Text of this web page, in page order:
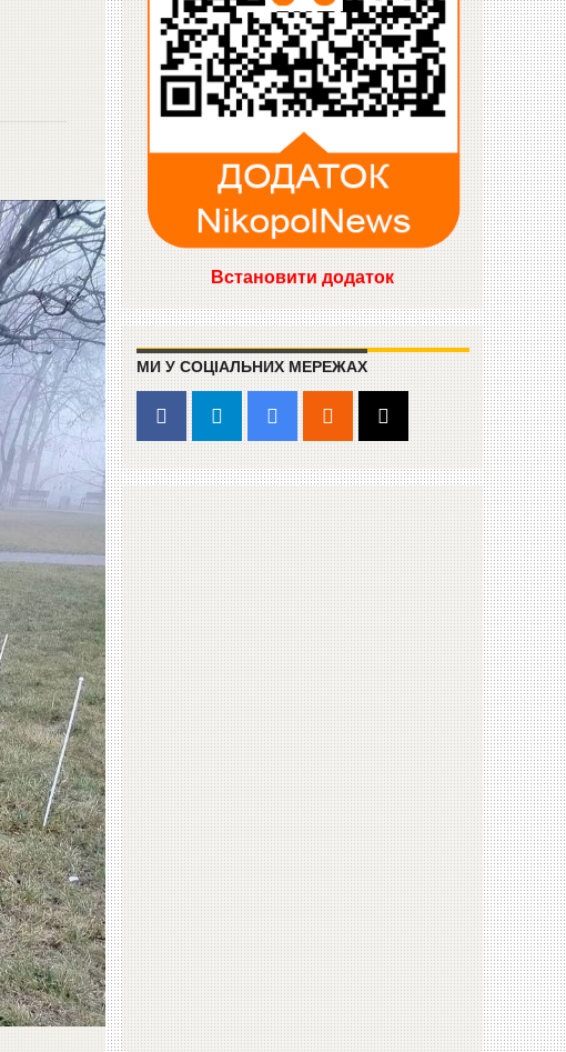
Встановити додаток
МИ У СОЦІАЛЬНИХ МЕРЕЖАХ